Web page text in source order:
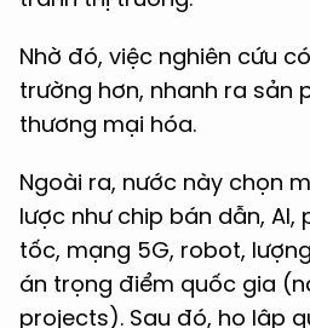
Nhờ đó, việc nghiên cứu
trường hơn, nhanh ra sản
thương mại hóa.
Ngoài ra, nước này chọn
lược như chip bán dẫn, AI,
tốc, mạng 5G, robot,
án trọng điểm quốc gia
projects). Sau đó, họ lập